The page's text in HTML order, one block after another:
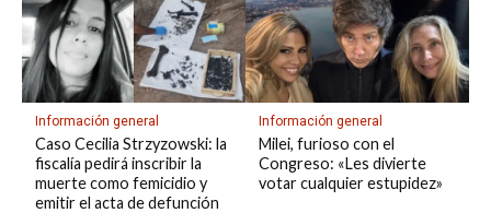
Información general
Caso Cecilia Strzyzowski: la
fiscalía pedirá inscribir la
muerte como femicidio y
emitir el acta de defunción
Información general
Milei, furioso con el
Congreso: «Les divierte
votar cualquier estupidez»